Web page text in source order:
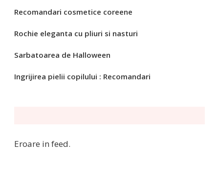
Recomandari cosmetice coreene
Rochie eleganta cu pliuri si nasturi
Sarbatoarea de Halloween
Ingrijirea pielii copilului : Recomandari
Eroare in feed.